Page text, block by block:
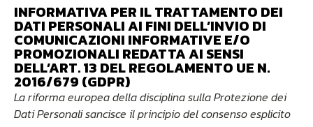
INFORMATIVA PER IL TRATTAMENTO DEI
DATI PERSONALI AI FINI DELL’INVIO DI
COMUNICAZIONI INFORMATIVE E/O
PROMOZIONALI REDATTA AI SENSI
DELL’ART. 13 DEL REGOLAMENTO UE N.
2016/679 (GDPR)
La riforma europea della disciplina sulla Protezione dei
Dati Personali sancisce il principio del consenso esplicito